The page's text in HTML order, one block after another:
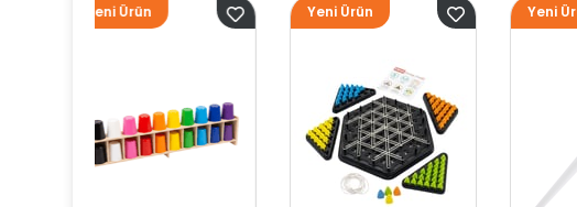
Yeni Ürün Yeni Ürün